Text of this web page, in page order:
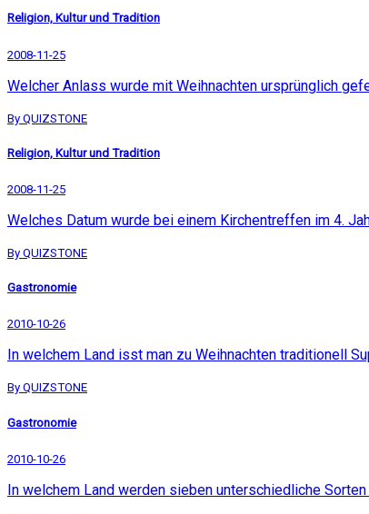
Religion, Kultur und Tradition
2008-11-25
Welcher Anlass wurde mit Weihnachten ursprünglich
By QUIZSTONE
Religion, Kultur und Tradition
2008-11-25
Welches Datum wurde bei einem Kirchentreffen im 4.
By QUIZSTONE
Gastronomie
2010-10-26
In welchem Land isst man zu Weihnachten traditionell
By QUIZSTONE
Gastronomie
2010-10-26
In welchem Land werden sieben unterschiedliche